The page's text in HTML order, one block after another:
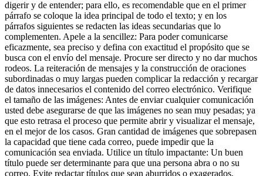
digerir y de entender; para ello, es recomendable que en el primer
párrafo se coloque la idea principal de todo el texto; y en los
párrafos siguientes se redacten las ideas secundarias que lo
complementen. Apele a la sencillez: Para poder comunicarse
eficazmente, sea preciso y defina con exactitud el propósito que se
busca con el envío del mensaje. Procure ser directo y no dar muchos
rodeos. La reiteración de mensajes y la construcción de oraciones
subordinadas o muy largas pueden complicar la redacción y recargar
de datos innecesarios el contenido del correo electrónico. Verifique
el tamaño de las imágenes: Antes de enviar cualquier comunicación
usted debe asegurarse de que las imágenes no sean muy pesadas; ya
que esto retrasa el proceso que permite abrir y visualizar el mensaje,
en el mejor de los casos. Gran cantidad de imágenes que sobrepasen
la capacidad que tiene cada correo, puede impedir que la
comunicación sea enviada. Utilice un título impactante: Un buen
título puede ser determinante para que una persona abra o no su
correo. Evite redactar títulos que sean aburridos o exagerados.